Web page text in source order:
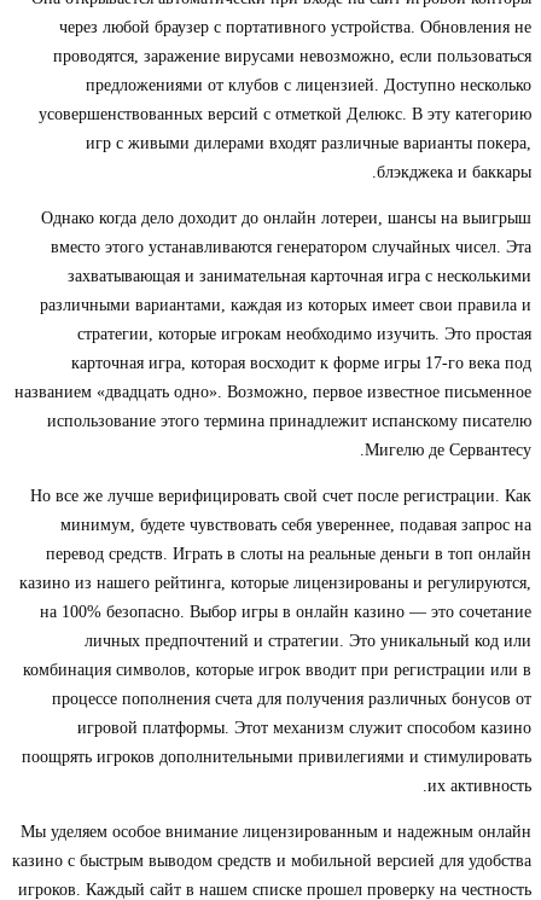
через любой браузер с портативного устройства. Обновления не
проводятся, заражение вирусами невозможно, если пользоваться
предложениями от клубов с лицензией. Доступно несколько
усовершенствованных версий с отметкой Делюкс. В эту категорию
игр с живыми дилерами входят различные варианты покера,
блэкджека и баккары.
Однако когда дело доходит до онлайн лотереи, шансы на выигрыш
вместо этого устанавливаются генератором случайных чисел. Эта
захватывающая и занимательная карточная игра с несколькими
различными вариантами, каждая из которых имеет свои правила и
стратегии, которые игрокам необходимо изучить. Это простая
карточная игра, которая восходит к форме игры 17-го века под
названием «двадцать одно». Возможно, первое известное письменное
использование этого термина принадлежит испанскому писателю
Мигелю де Сервантесу.
Но все же лучше верифицировать свой счет после регистрации. Как
минимум, будете чувствовать себя увереннее, подавая запрос на
перевод средств. Играть в слоты на реальные деньги в топ онлайн
казино из нашего рейтинга, которые лицензированы и регулируются,
на 100% безопасно. Выбор игры в онлайн казино — это сочетание
личных предпочтений и стратегии. Это уникальный код или
комбинация символов, которые игрок вводит при регистрации или в
процессе пополнения счета для получения различных бонусов от
игровой платформы. Этот механизм служит способом казино
поощрять игроков дополнительными привилегиями и стимулировать
их активность.
Мы уделяем особое внимание лицензированным и надежным онлайн
казино с быстрым выводом средств и мобильной версией для удобства
игроков. Каждый сайт в нашем списке прошел проверку на честность